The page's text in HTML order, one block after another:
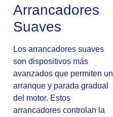
Arrancadores
Suaves
Los arrancadores suaves
son dispositivos más
avanzados que permiten un
arranque y parada gradual
del motor. Estos
arrancadores controlan la